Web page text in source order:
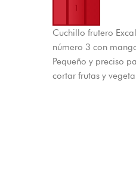
Añadir al carrito
Cuchillo frutero
número 3 con
Pequeño y preciso
cortar frutas y